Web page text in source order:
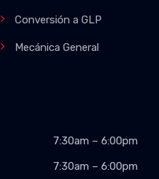
Conversión a GLP
Mecánica General
7:30am – 6:00pm
7:30am – 6:00pm